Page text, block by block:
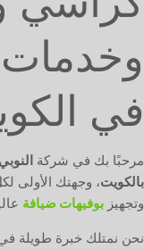
في
مرحبًا بك في شركة
بالكويت، وجهتك الأولى
وتجهيز بوفيهات ضيافة
نحن نمتلك خبرة طويلة